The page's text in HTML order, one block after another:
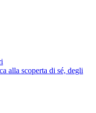
alla scoperta di sé, degli